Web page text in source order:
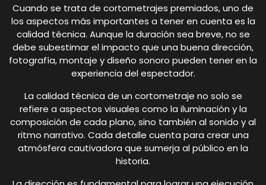
Cuando se trata de cortometrajes premiados, uno de
los aspectos más importantes a tener en cuenta es la
calidad técnica. Aunque la duración sea breve, no se
debe subestimar el impacto que una buena dirección,
fotografía, montaje y diseño sonoro pueden tener en la
experiencia del espectador.
La calidad técnica de un cortometraje no solo se
refiere a aspectos visuales como la iluminación y la
composición de cada plano, sino también al sonido y al
ritmo narrativo. Cada detalle cuenta para crear una
atmósfera cautivadora que sumerja al público en la
historia.